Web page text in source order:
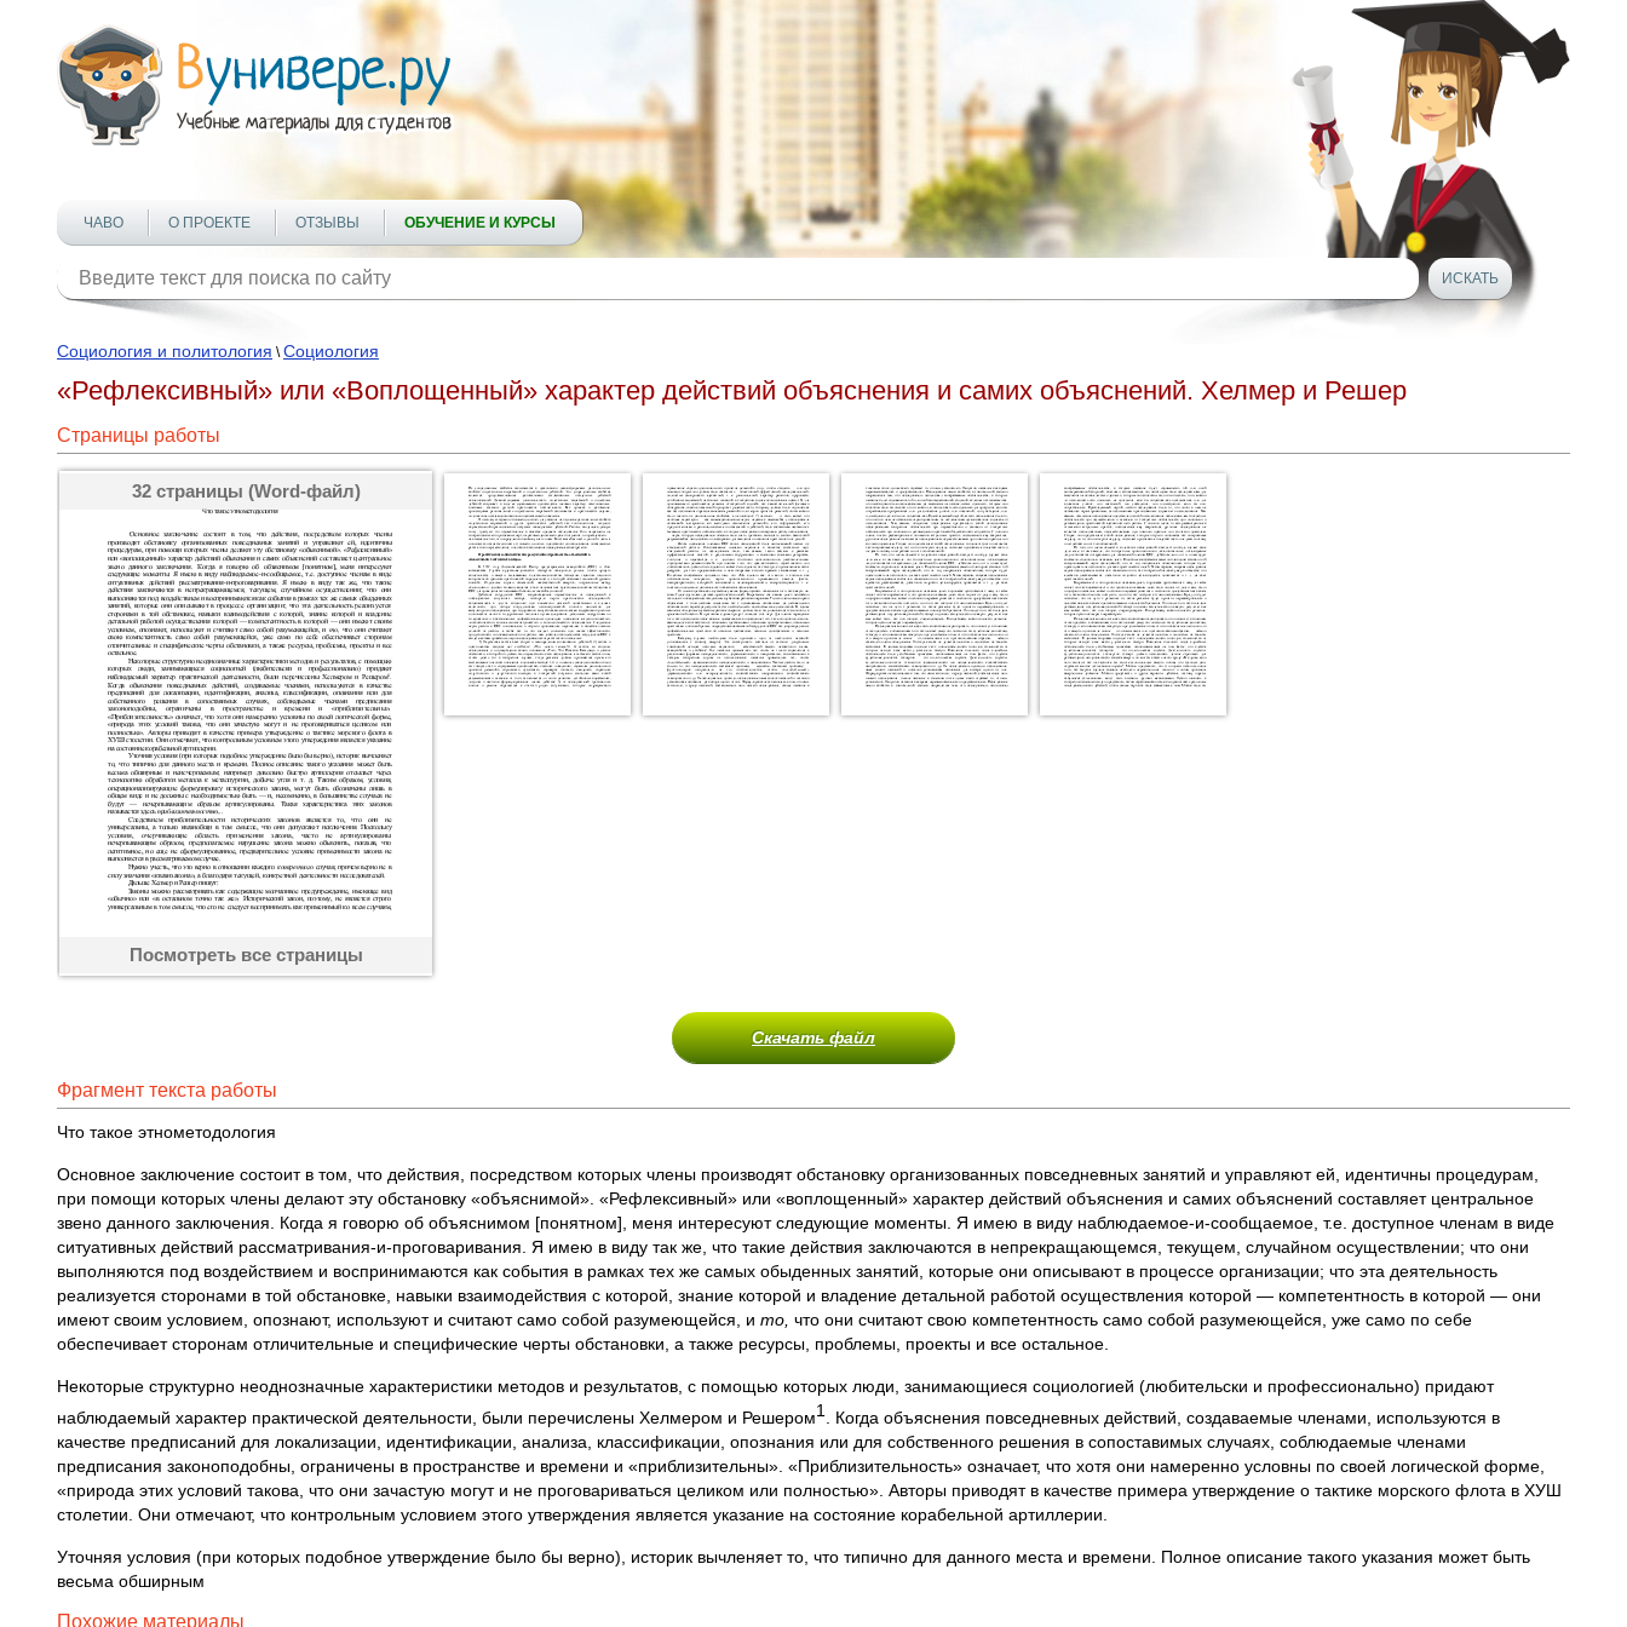
ЧАВО О ПРОЕКТЕ ОТЗЫВЫ ОБУЧЕНИЕ И КУРСЫ
Социология и политология \Социология
«Рефлексивный» или «Воплощенный» характер действий объяснения и самих объяснений. Хелмер и Решер
Страницы работы
32 страницы (Word-файл)
Посмотреть все страницы
Скачать файл
Фрагмент текста работы
Что такое этнометодология
Основное заключение состоит в том, что действия, посредством которых члены производят обстановку организованных повседневных занятий и управляют ей, идентичны процедурам,
при помощи которых члены делают эту обстановку «объяснимой». «Рефлексивный» или «воплощенный» характер действий объяснения и самих объяснений составляет центральное
звено данного заключения. Когда я говорю об объяснимом [понятном], меня интересуют следующие моменты. Я имею в виду наблюдаемое-и-сообщаемое, т.е. доступное членам в виде
ситуативных действий рассматривания-и-проговаривания. Я имею в виду так же, что такие действия заключаются в непрекращающемся, текущем, случайном осуществлении; что они
выполняются под воздействием и воспринимаются как события в рамках тех же самых обыденных занятий, которые они описывают в процессе организации; что эта деятельность
реализуется сторонами в той обстановке, навыки взаимодействия с которой, знание которой и владение детальной работой осуществления которой — компетентность в которой — они
имеют своим условием, опознают, используют и считают само собой разумеющейся, и то, что они считают свою компетентность само собой разумеющейся, уже само по себе
обеспечивает сторонам отличительные и специфические черты обстановки, а также ресурсы, проблемы, проекты и все остальное.
Некоторые структурно неоднозначные характеристики методов и результатов, с помощью которых люди, занимающиеся социологией (любительски и профессионально) придают
наблюдаемый характер практической деятельности, были перечислены Хелмером и Решером1
. Когда объяснения повседневных действий, создаваемые членами, используются в
качестве предписаний для локализации, идентификации, анализа, классификации, опознания или для собственного решения в сопоставимых случаях, соблюдаемые членами
предписания законоподобны, ограничены в пространстве и времени и «приблизительны». «Приблизительность» означает, что хотя они намеренно условны по своей логической форме,
«природа этих условий такова, что они зачастую могут и не проговариваться целиком или полностью». Авторы приводят в качестве примера утверждение о тактике морского флота в ХУШ
столетии. Они отмечают, что контрольным условием этого утверждения является указание на состояние корабельной артиллерии.
Уточняя условия (при которых подобное утверждение было бы верно), историк вычленяет то, что типично для данного места и времени. Полное описание такого указания может быть
весьма обширным
Похожие материалы